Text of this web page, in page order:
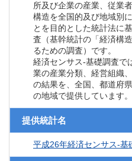
所及び企業の産業、従業
構造を全国的及び地域別
とを目的とした統計法に
査（基幹統計の「経済構
るための調査）です。
経済センサス‐基礎調査で
業の産業分類、経営組織
の結果を、全国、都道府
の地域で提供しています。
提供統計名
平成26年経済センサス‐基